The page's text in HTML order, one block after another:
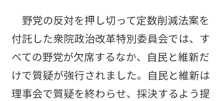
野党の反対を押し切って定数削減法案を
付託した衆院政治改革特別委員会では、す
べての野党が欠席するなか、自民と維新だ
けで質疑が強行されました。自民と維新は
理事会で質疑を終わらせ、採決するよう提